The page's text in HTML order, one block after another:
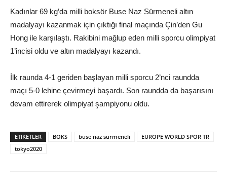
Kadınlar 69 kg’da milli boksör Buse Naz Sürmeneli altın
madalyayı kazanmak için çıktığı final maçında Çin’den Gu
Hong ile karşılaştı. Rakibini mağlup eden milli sporcu olimpiyat
1’incisi oldu ve altın madalyayı kazandı.
İlk raunda 4-1 geriden başlayan milli sporcu 2’nci raundda
maçı 5-0 lehine çevirmeyi başardı. Son raundda da başarısını
devam ettirerek olimpiyat şampiyonu oldu.
ETIKETLER BOKS buse naz sürmeneli
EUROPE WORLD SPOR TR
tokyo2020